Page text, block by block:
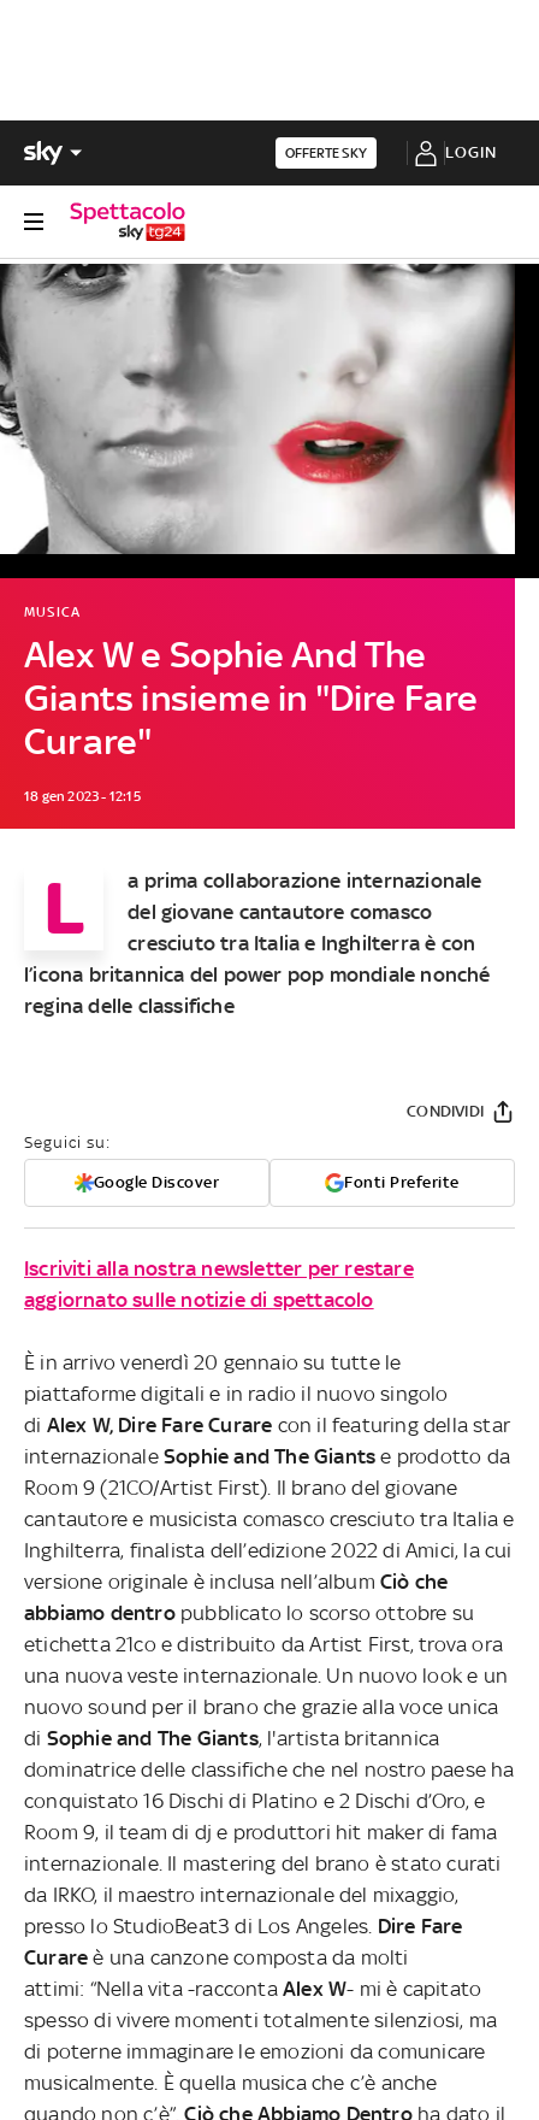
OFFERTE SKY LOGIN
Alex W e Sophie And The
Giants insieme in "Dire Fare
Curare"
MUSICA
18 gen 2023 - 12:15
L
a prima collaborazione internazionale
del giovane cantautore comasco
cresciuto tra Italia e Inghilterra è con
l’icona britannica del power pop mondiale nonché
regina delle classifiche
Seguici su:
Google Discover Fonti Preferite
CONDIVIDI
Iscriviti alla nostra newsletter per restare
aggiornato sulle notizie di spettacolo
È in arrivo venerdì 20 gennaio su tutte le
piattaforme digitali e in radio il nuovo singolo
di Alex W, Dire Fare Curare con il featuring della star
internazionale Sophie and The Giantse prodotto da
Room 9 (21CO/Artist First). Il brano del giovane
cantautore e musicista comasco cresciuto tra Italia e
Inghilterra, finalista dell’edizione 2022 di Amici, la cui
versione originale è inclusa nell’album Ciò che
abbiamo dentropubblicato lo scorso ottobre su
etichetta 21co e distribuito da Artist First, trova ora
una nuova veste internazionale. Un nuovo look e un
nuovo sound per il brano che grazie alla voce unica
di Sophie and The Giants, l'artista britannica
dominatrice delle classifiche che nel nostro paese ha
conquistato 16 Dischi di Platino e 2 Dischi d’Oro, e
Room 9, il team di dj e produttori hit maker di fama
internazionale. Il mastering del brano è stato curati
da IRKO, il maestro internazionale del mixaggio,
presso lo StudioBeat3 di Los Angeles. Dire Fare
Curare è una canzone composta da molti
attimi: “Nella vita -racconta Alex W- mi è capitato
spesso di vivere momenti totalmente silenziosi, ma
di poterne immaginare le emozioni da comunicare
musicalmente. È quella musica che c’è anche
quando non c’è”.Ciò che Abbiamo Dentro ha dato il